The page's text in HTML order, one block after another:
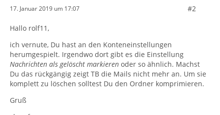
17. Januar 2019 um 17:07 #2
Hallo rolf11,
ich vernute, Du hast an den Konteneinstellungen
herumgespielt. Irgendwo dort gibt es die Einstellung
Nachrichten als gelöscht markieren oder so ähnlich. Machst
Du das rückgängig zeigt TB die Mails nicht mehr an. Um sie
komplett zu löschen solltest Du den Ordner komprimieren.
Gruß